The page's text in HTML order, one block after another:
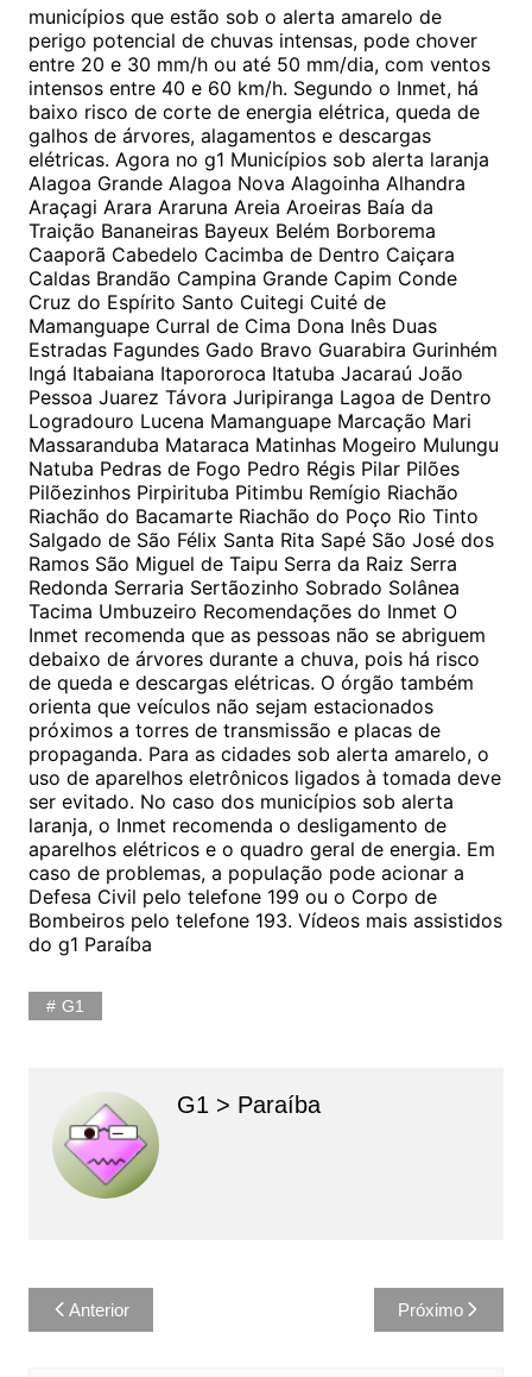
municípios que estão sob o alerta amarelo de
perigo potencial de chuvas intensas, pode chover
entre 20 e 30 mm/h ou até 50 mm/dia, com ventos
intensos entre 40 e 60 km/h. Segundo o Inmet, há
baixo risco de corte de energia elétrica, queda de
galhos de árvores, alagamentos e descargas
elétricas. Agora no g1 Municípios sob alerta laranja
Alagoa Grande Alagoa Nova Alagoinha Alhandra
Araçagi Arara Araruna Areia Aroeiras Baía da
Traição Bananeiras Bayeux Belém Borborema
Caaporã Cabedelo Cacimba de Dentro Caiçara
Caldas Brandão Campina Grande Capim Conde
Cruz do Espírito Santo Cuitegi Cuité de
Mamanguape Curral de Cima Dona Inês Duas
Estradas Fagundes Gado Bravo Guarabira Gurinhém
Ingá Itabaiana Itapororoca Itatuba Jacaraú João
Pessoa Juarez Távora Juripiranga Lagoa de Dentro
Logradouro Lucena Mamanguape Marcação Mari
Massaranduba Mataraca Matinhas Mogeiro Mulungu
Natuba Pedras de Fogo Pedro Régis Pilar Pilões
Pilõezinhos Pirpirituba Pitimbu Remígio Riachão
Riachão do Bacamarte Riachão do Poço Rio Tinto
Salgado de São Félix Santa Rita Sapé São José dos
Ramos São Miguel de Taipu Serra da Raiz Serra
Redonda Serraria Sertãozinho Sobrado Solânea
Tacima Umbuzeiro Recomendações do Inmet O
Inmet recomenda que as pessoas não se abriguem
debaixo de árvores durante a chuva, pois há risco
de queda e descargas elétricas. O órgão também
orienta que veículos não sejam estacionados
próximos a torres de transmissão e placas de
propaganda. Para as cidades sob alerta amarelo, o
uso de aparelhos eletrônicos ligados à tomada deve
ser evitado. No caso dos municípios sob alerta
laranja, o Inmet recomenda o desligamento de
aparelhos elétricos e o quadro geral de energia. Em
caso de problemas, a população pode acionar a
Defesa Civil pelo telefone 199 ou o Corpo de
Bombeiros pelo telefone 193. Vídeos mais assistidos
do g1 Paraíba
G1
G1 > Paraíba
Navegação
de
Anterior Próximo